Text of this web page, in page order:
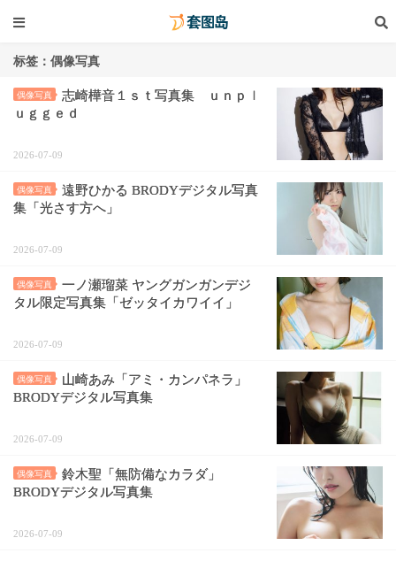
标签：偶像写真
偶像写真
志崎樺音１ｓｔ写真集 ｕｎｐｌ
ｕｇｇｅｄ
2026-07-09
偶像写真
遠野ひかる BRODYデジタル写真
集「光さす方へ」
2026-07-09
偶像写真
一ノ瀬瑠菜 ヤングガンガンデジ
タル限定写真集「ゼッタイカワイイ」
2026-07-09
偶像写真
山崎あみ「アミ・カンパネラ」
BRODYデジタル写真集
2026-07-09
偶像写真
鈴木聖「無防備なカラダ」
BRODYデジタル写真集
2026-07-09